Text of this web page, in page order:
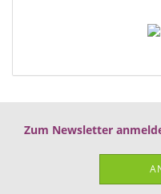
Zum Newsletter